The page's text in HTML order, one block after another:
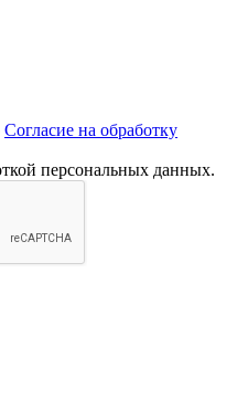
Согласие на обработку
персональных данных.